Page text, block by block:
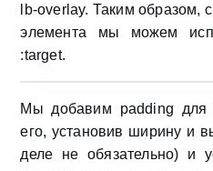
lb-overlay. Таким образом,
элемента мы можем
:target.
Мы добавим padding для
его, установив ширину и
деле не обязательно) и